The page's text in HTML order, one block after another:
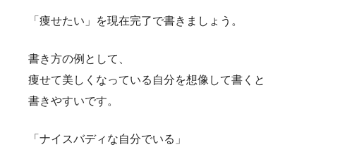
「痩せたい」を現在完了で書きましょう。
書き方の例として、
痩せて美しくなっている自分を想像して書くと
書きやすいです。
「ナイスバディな自分でいる」